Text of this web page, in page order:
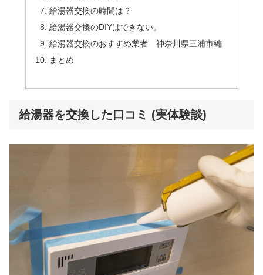
給湯器交換の時間は？
給湯器交換のDIYはできない。
給湯器交換のおすすめ業者 神奈川県三浦市編
まとめ
給湯器を交換した口コミ (実体験談)